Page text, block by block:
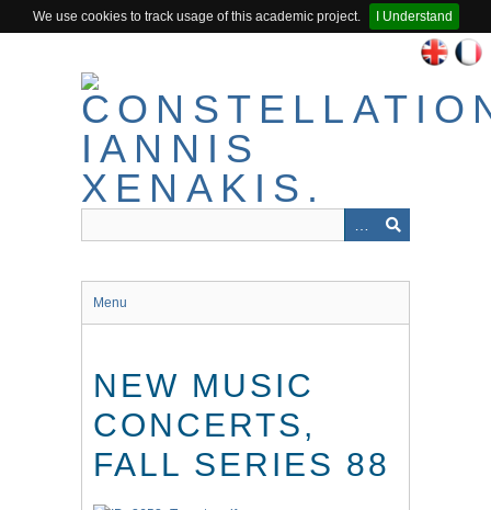
We use cookies to track usage of this academic project.
I Understand
Menu
NEW MUSIC
CONCERTS,
FALL SERIES 88